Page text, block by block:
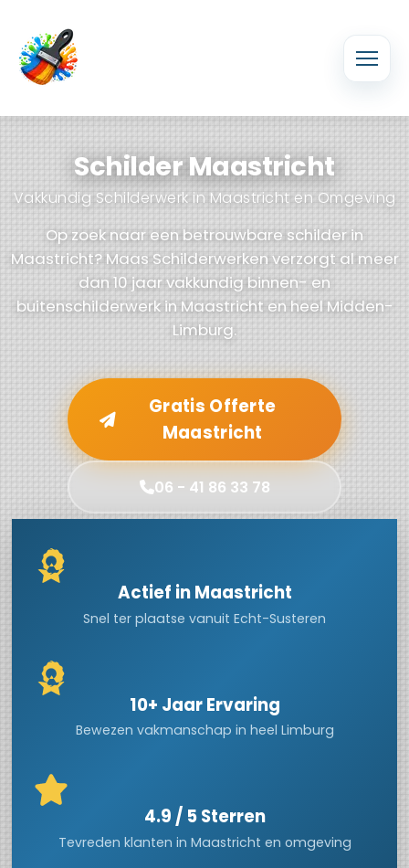
Schilder Maastricht
Vakkundig Schilderwerk in Maastricht en Omgeving
Op zoek naar een betrouwbare schilder in
Maastricht? Maas Schilderwerken verzorgt al meer
dan 10 jaar vakkundig binnen- en
buitenschilderwerk in Maastricht en heel Midden-
Limburg.
Gratis Offerte
Maastricht
06 - 41 86 33 78
Actief in Maastricht
Snel ter plaatse vanuit Echt-Susteren
10+ Jaar Ervaring
Bewezen vakmanschap in heel Limburg
4.9 / 5 Sterren
Tevreden klanten in Maastricht en omgeving